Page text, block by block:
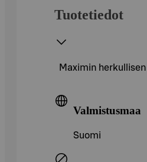
Tuotetiedot
Maximin
Valmistusmaa
Suomi